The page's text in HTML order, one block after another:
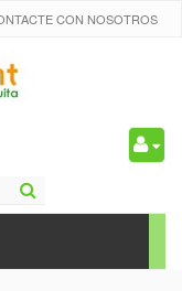
CON NOSOTROS